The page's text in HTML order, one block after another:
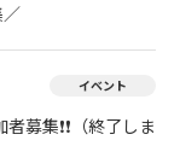
イベント
集❗❗（終了しま